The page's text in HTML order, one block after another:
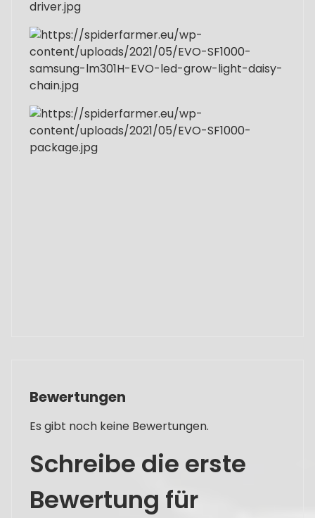
Bewertungen
Es gibt noch keine Bewertungen.
Schreibe die erste
Bewertung für